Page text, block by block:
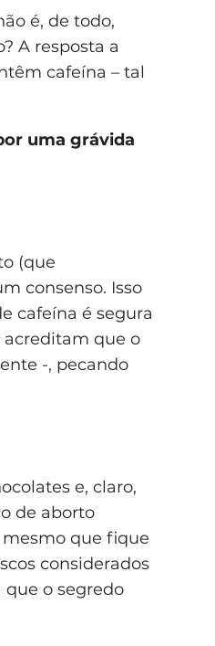
é, de todo,
A resposta a
cafeína – tal
uma grávida
(que
consenso. Isso
cafeína é segura
acreditam que o
-, pecando
e, claro,
de aborto
mesmo que fique
considerados
que o segredo